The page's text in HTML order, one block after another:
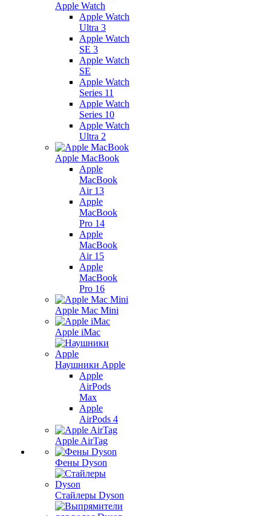
Apple Watch
Apple Watch
Ultra 3
Apple Watch
SE 3
Apple Watch
SE
Apple Watch
Series 11
Apple Watch
Series 10
Apple Watch
Ultra 2
Apple MacBook
Apple
MacBook
Air 13
Apple
MacBook
Pro 14
Apple
MacBook
Air 15
Apple
MacBook
Pro 16
Apple Mac Mini
Apple iMac
Наушники Apple
Apple
AirPods
Max
Apple
AirPods 4
Apple AirTag
Фены Dyson
Стайлеры Dyson